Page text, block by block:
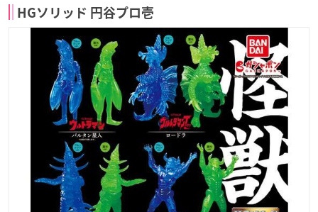
HGソリッド 円谷プロ壱